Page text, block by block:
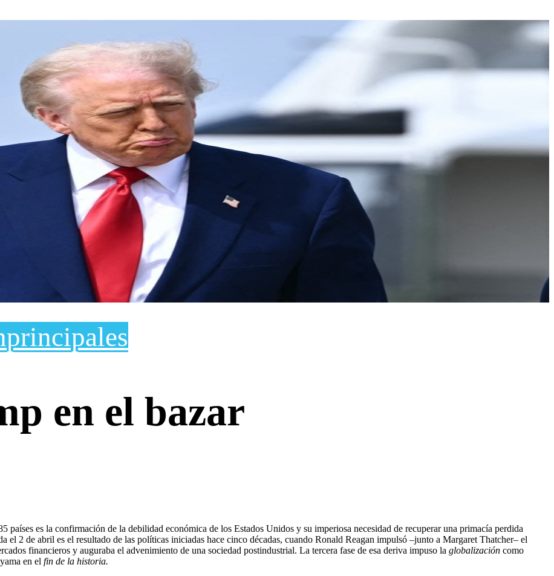
principales
en el bazar
países es la confirmación de la debilidad económica de los Estados Unidos y su imperiosa necesidad de recuperar una primacía perdida
2 de abril es el resultado de las políticas iniciadas hace cinco décadas, cuando Ronald Reagan impulsó –junto a Margaret Thatcher– el
financieros y auguraba el advenimiento de una sociedad postindustrial. La tercera fase de esa deriva impuso la globalización como
en el fin de la historia.